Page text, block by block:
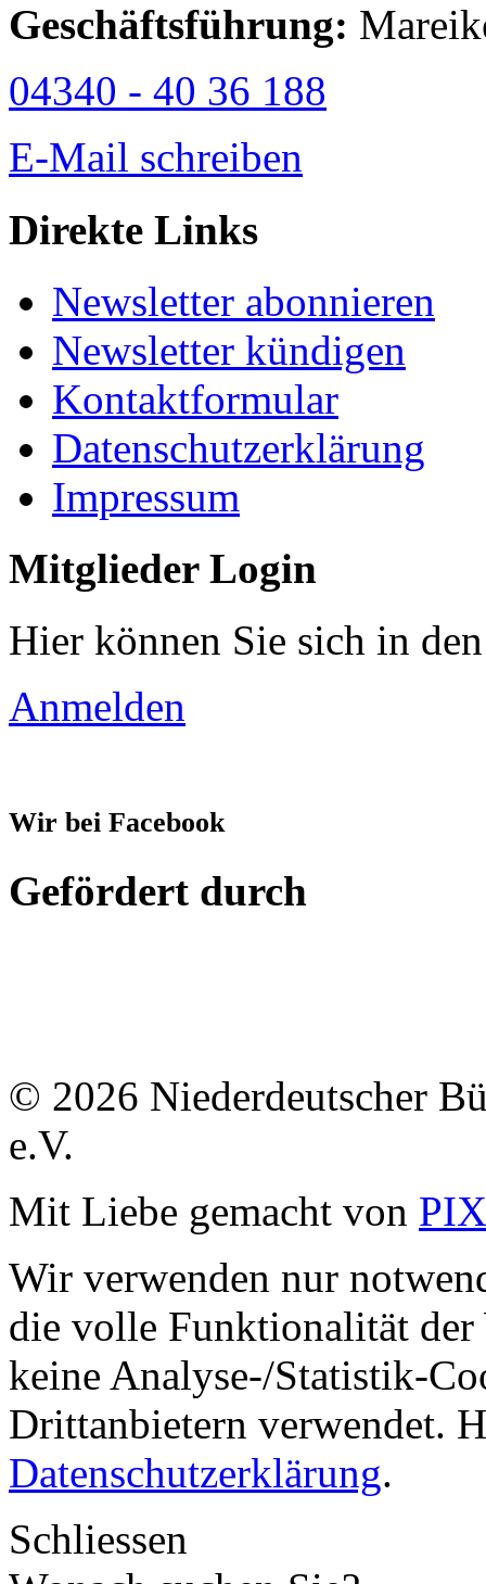
Geschäftsführung:
04340 - 40 36 188
E-Mail schreiben
Direkte Links
Newsletter abonnieren
Newsletter kündigen
Kontaktformular
Datenschutzerklärung
Impressum
Mitglieder Login
Hier können Sie sich in
Anmelden
Wir bei Facebook
Gefördert durch
© 2026 Niederdeutscher
e.V.
Mit Liebe gemacht von
Wir verwenden nur
die volle Funktionalität der
keine Analyse-/Statistik-
Drittanbietern verwendet.
Datenschutzerklärung.
Schliessen